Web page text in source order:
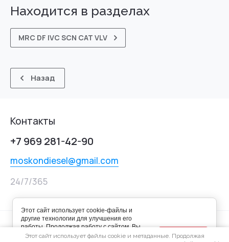
Находится в разделах
MRC DF IVC SCN CAT VLV
Назад
Контакты
+7 969 281-42-90
moskondiesel@gmail.com
24/7/365
Этот сайт использует файлы cookie и метаданные. Продолжая
Этот сайт использует cookie-файлы и
другие технологии для улучшения его
работы. Продолжая работу с сайтом, Вы
разрешаете использование cookie-
Хорошо